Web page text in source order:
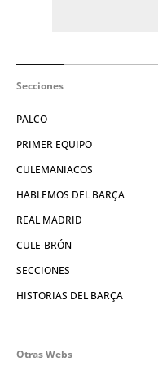
Secciones
PALCO
PRIMER EQUIPO
CULEMANIACOS
HABLEMOS DEL BARÇA
REAL MADRID
CULE-BRÓN
SECCIONES
HISTORIAS DEL BARÇA
Otras Webs